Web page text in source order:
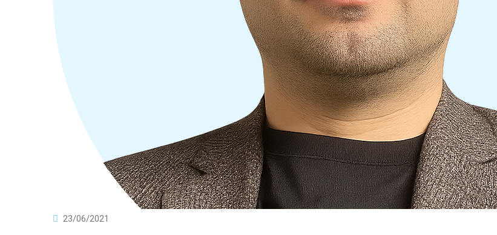
23/06/2021